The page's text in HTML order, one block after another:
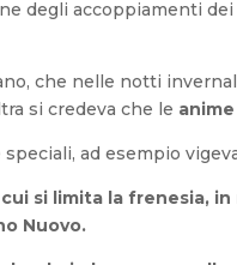
degli accoppiamenti
che nelle notti
si credeva che le
ad esempio
si limita la frenesia,
Nuovo.